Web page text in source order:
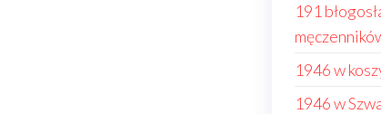
191
1946 w
1946 w